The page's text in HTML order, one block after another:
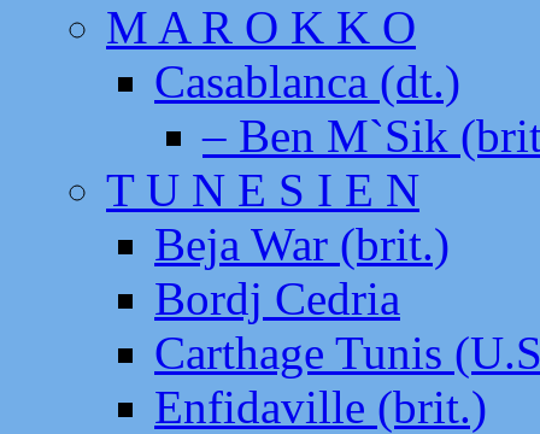
M A R O K K O
Casablanca (dt.)
– Ben M`Sik
T U N E S I E N
Beja War (brit.)
Bordj Cedria
Carthage Tunis
Enfidaville (brit.)